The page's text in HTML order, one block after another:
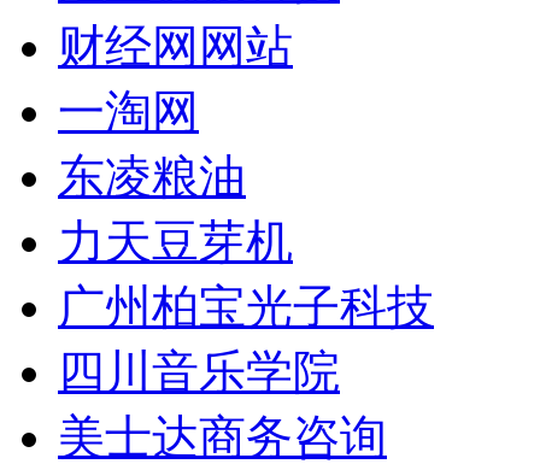
财经网网站
一淘网
东凌粮油
力天豆芽机
广州柏宝光子科技
四川音乐学院
美士达商务咨询